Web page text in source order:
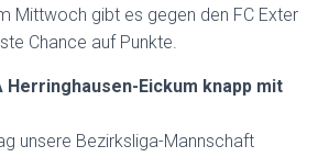
Mittwoch gibt es gegen den FC Exter
Chance auf Punkte.
Herringhausen-Eickum knapp mit
unsere Bezirksliga-Mannschaft